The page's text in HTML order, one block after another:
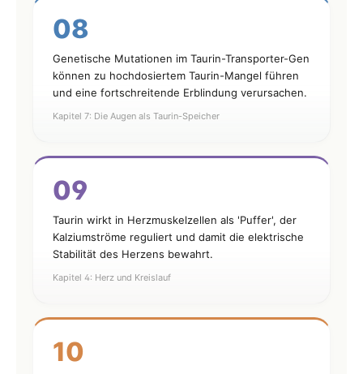
08
Genetische Mutationen im Taurin-Transporter-Gen
können zu hochdosiertem Taurin-Mangel führen
und eine fortschreitende Erblindung verursachen.
Kapitel 7: Die Augen als Taurin-Speicher
09
Taurin wirkt in Herzmuskelzellen als 'Puffer', der
Kalziumströme reguliert und damit die elektrische
Stabilität des Herzens bewahrt.
Kapitel 4: Herz und Kreislauf
10